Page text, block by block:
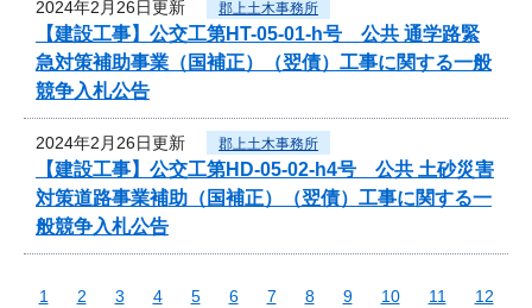
2024年2月26日更新 郡上土木事務所
【建設工事】公交工第HT-05-01-h号 公共 通学路緊
急対策補助事業（国補正）（翌債）工事に関する一般
競争入札公告
2024年2月26日更新 郡上土木事務所
【建設工事】公交工第HD-05-02-h4号 公共 土砂災害
対策道路事業補助（国補正）（翌債）工事に関する一
般競争入札公告
1 2 3 4 5 6 7 8 9 10 11
12